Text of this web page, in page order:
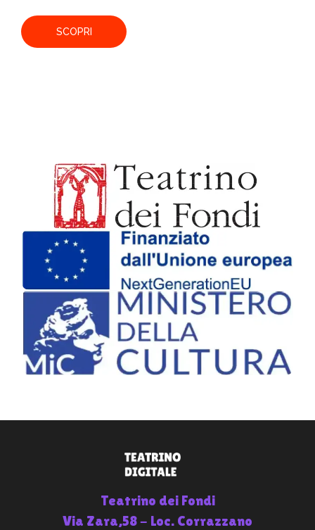
SCOPRI
Teatrino dei Fondi
Via Zara,58 - Loc. Corrazzano